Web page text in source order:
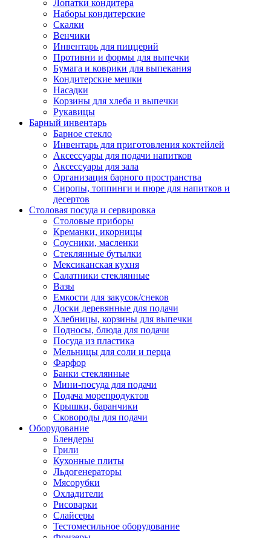
Лопатки кондитера
Наборы кондитерские
Скалки
Венчики
Инвентарь для пиццерий
Противни и формы для выпечки
Бумага и коврики для выпекания
Кондитерские мешки
Насадки
Корзины для хлеба и выпечки
Рукавицы
Барный инвентарь
Барное стекло
Инвентарь для приготовления коктейлей
Аксессуары для подачи напитков
Аксессуары для зала
Организация барного пространства
Сиропы, топпинги и пюре для напитков и
десертов
Столовая посуда и сервировка
Столовые приборы
Креманки, икорницы
Соусники, масленки
Стеклянные бутылки
Мексиканская кухня
Салатники стеклянные
Вазы
Емкости для закусок/снеков
Доски деревянные для подачи
Хлебницы, корзины для выпечки
Подносы, блюда для подачи
Посуда из пластика
Мельницы для соли и перца
Фарфор
Банки стеклянные
Мини-посуда для подачи
Подача морепродуктов
Крышки, баранчики
Сковороды для подачи
Оборудование
Блендеры
Грили
Кухонные плиты
Льдогенераторы
Мясорубки
Охладители
Рисоварки
Слайсеры
Тестомесильное оборудование